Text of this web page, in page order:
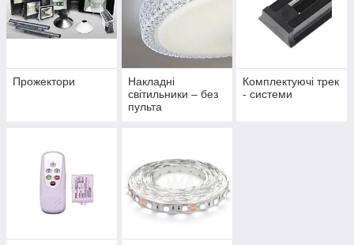
Прожектори
Накладні
світильники – без
пульта
Комплектуючі трек
- системи